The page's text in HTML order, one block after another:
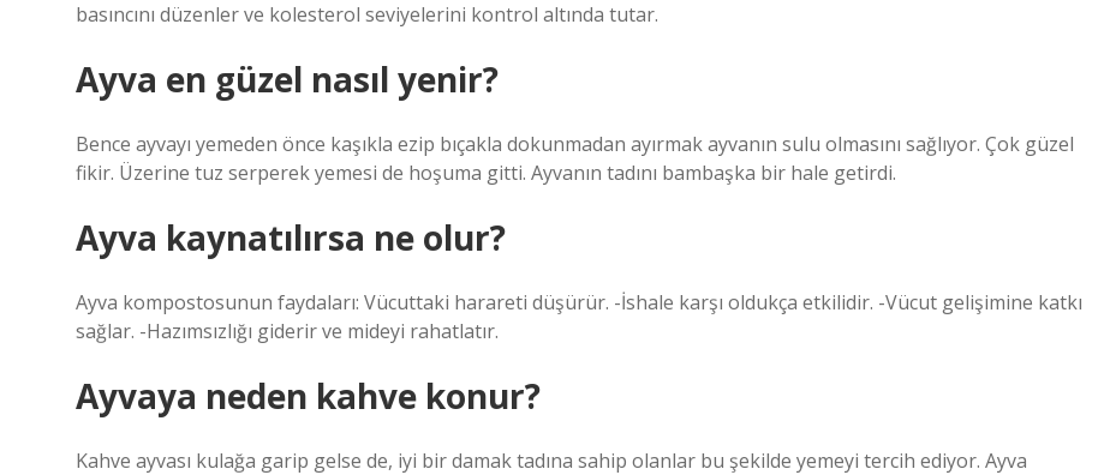
basıncını düzenler ve kolesterol seviyelerini kontrol altında tutar.
Ayva en güzel nasıl yenir?
Bence ayvayı yemeden önce kaşıkla ezip bıçakla dokunmadan ayırmak ayvanın sulu olmasını sağlıyor. Çok güzel
fikir. Üzerine tuz serperek yemesi de hoşuma gitti. Ayvanın tadını bambaşka bir hale getirdi.
Ayva kaynatılırsa ne olur?
Ayva kompostosunun faydaları: Vücuttaki harareti düşürür. -İshale karşı oldukça etkilidir. -Vücut gelişimine katkı
sağlar. -Hazımsızlığı giderir ve mideyi rahatlatır.
Ayvaya neden kahve konur?
Kahve ayvası kulağa garip gelse de, iyi bir damak tadına sahip olanlar bu şekilde yemeyi tercih ediyor. Ayva